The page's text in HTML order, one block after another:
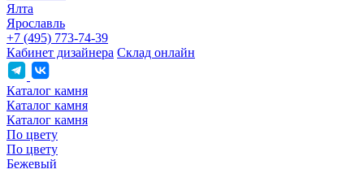
Ялта
Ярославль
+7 (495) 773-74-39
Кабинет дизайнера Склад онлайн
Каталог камня
Каталог камня
Каталог камня
По цвету
По цвету
Бежевый